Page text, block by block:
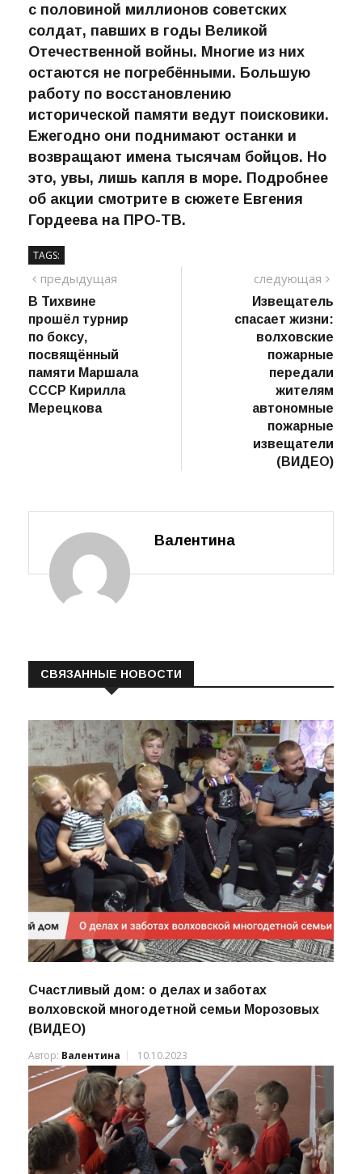
с половиной миллионов советских
солдат, павших в годы Великой
Отечественной войны. Многие из них
остаются не погребёнными. Большую
работу по восстановлению
исторической памяти ведут поисковики.
Ежегодно они поднимают останки и
возвращают имена тысячам бойцов. Но
это, увы, лишь капля в море. Подробнее
об акции смотрите в сюжете Евгения
Гордеева на ПРО-ТВ.
TAGS:
Навигация
по
записям
предыдущая
В Тихвине
прошёл турнир
по боксу,
посвящённый
памяти Маршала
СССР Кирилла
Мерецкова
следующая
Извещатель
спасает жизни:
волховские
пожарные
передали
жителям
автономные
пожарные
извещатели
(ВИДЕО)
Валентина
СВЯЗАННЫЕ НОВОСТИ
Счастливый дом: о делах и заботах
волховской многодетной семьи Морозовых
(ВИДЕО)
Автор: Валентина 10.10.2023